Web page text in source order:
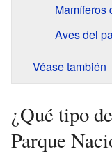
Mamíferos
Aves del
Véase también
¿Qué tipo
Parque